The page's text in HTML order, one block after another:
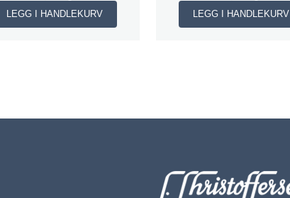
LEGG I HANDLEKURV LEGG I HANDLEKURV